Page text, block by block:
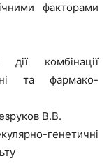
факторами
комбінації
та фармако-
В.В.
генетичні